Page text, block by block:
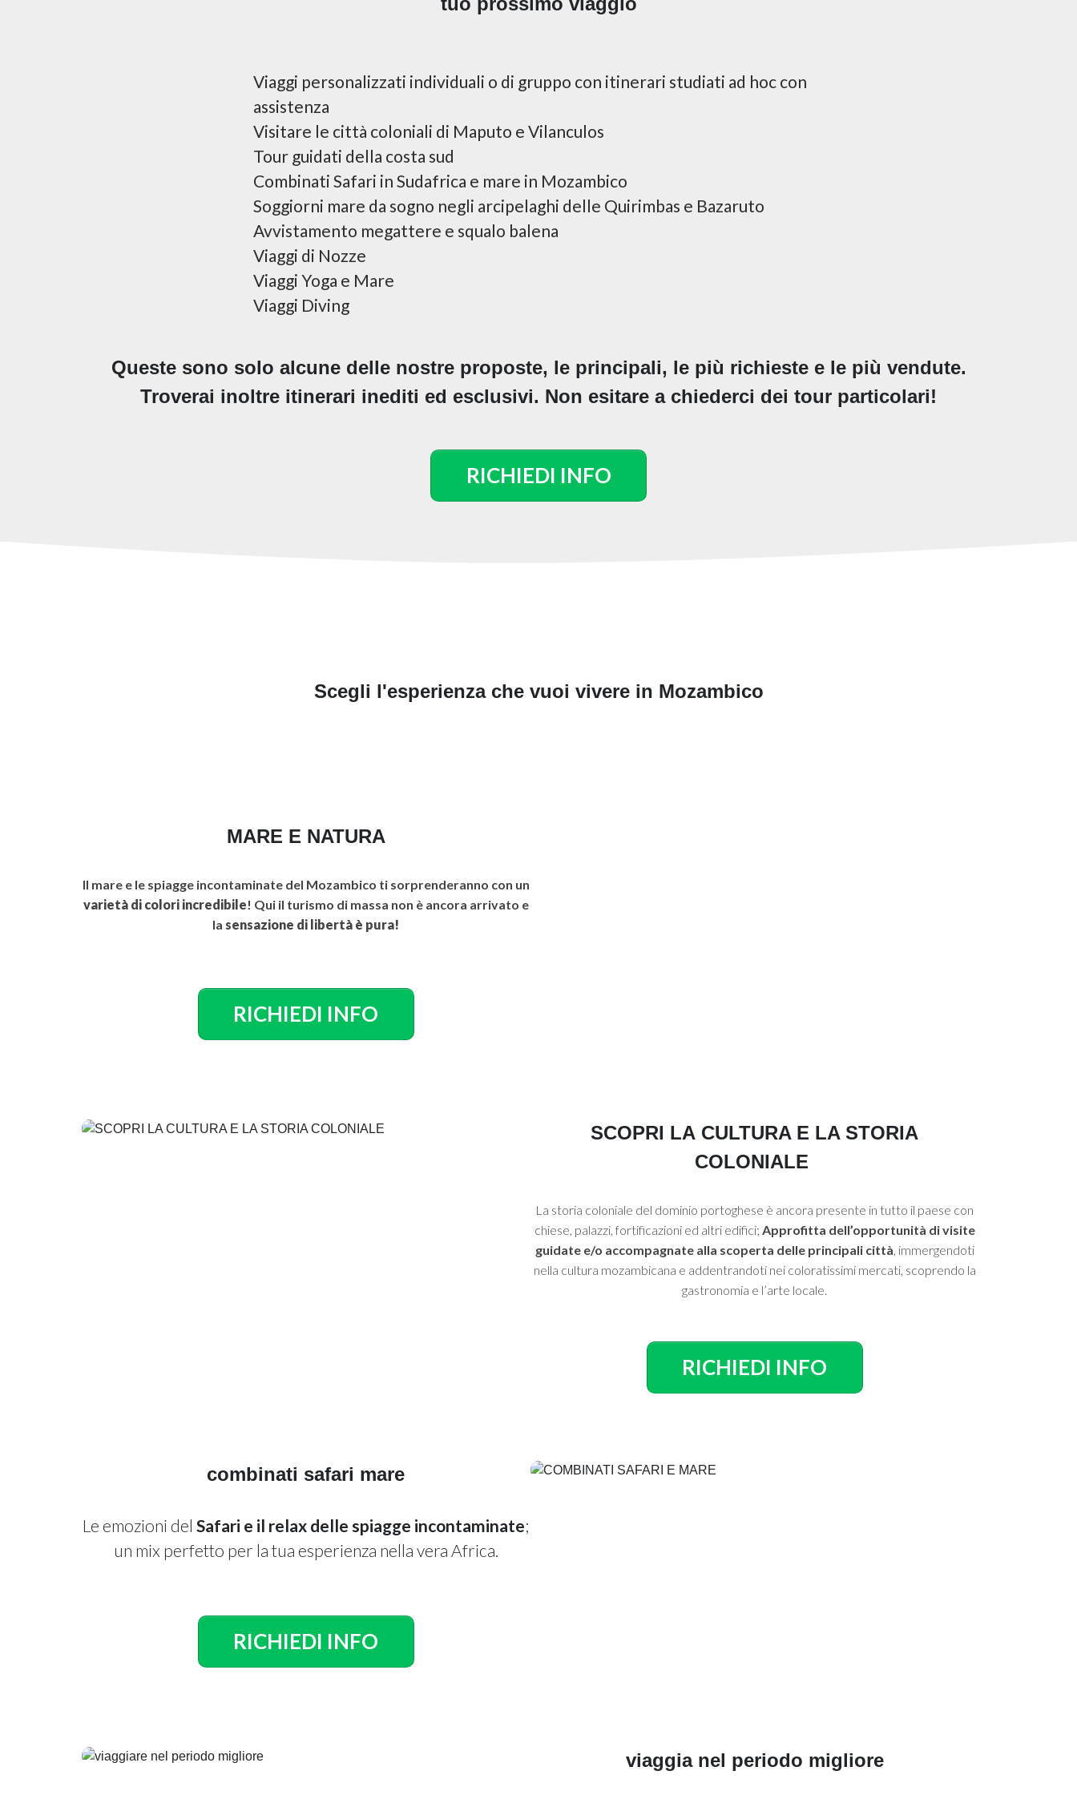
Viaggi personalizzati individuali o di gruppo con itinerari studiati ad hoc con
assistenza
Visitare le città coloniali di Maputo e Vilanculos
Tour guidati della costa sud
Combinati Safari in Sudafrica e mare in Mozambico
Soggiorni mare da sogno negli arcipelaghi delle Quirimbas e Bazaruto
Avvistamento megattere e squalo balena
Viaggi di Nozze
Viaggi Yoga e Mare
Viaggi Diving
Queste sono solo alcune delle nostre proposte, le principali, le più richieste e le più vendute.
Troverai inoltre itinerari inediti ed esclusivi. Non esitare a chiederci dei tour particolari!
RICHIEDI INFO
Scegli l'esperienza che vuoi vivere in Mozambico
MARE E NATURA
Il mare e le spiagge incontaminatedel Mozambico ti sorprenderanno con un
varietà di colori incredibile! Qui il turismo di massa non è ancora arrivato e
la sensazione di libertà è pura!
RICHIEDI INFO
SCOPRI LA CULTURA E LA STORIA
COLONIALE
La storia coloniale del dominio portoghese è ancora presente in tutto il paese con
chiese, palazzi, fortificazioni ed altri edifici; Approfitta dell’opportunità di visite
guidate e/o accompagnate alla scoperta delle principali città , immergendoti
nella cultura mozambicana e addentrandoti nei coloratissimi mercati, scoprendo la
gastronomia e l’arte locale.
RICHIEDI INFO
combinati safari mare
Le emozioni del Safari e il relax delle spiagge incontaminate;
un mix perfetto per la tua esperienza nella vera Africa.
RICHIEDI INFO
viaggia nel periodo migliore